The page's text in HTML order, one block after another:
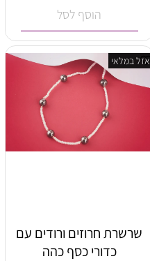
הוסף לסל
אזל במלאי
שרשרת חרוזים ורודים עם
כדורי כסף כהה